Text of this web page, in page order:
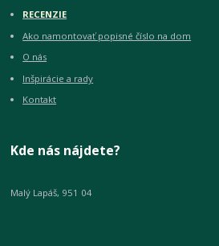
RECENZIE
Ako namontovať popisné číslo na dom
O nás
Inšpirácie a rady
Kontakt
Kde nás nájdete?
Malý Lapáš, 951 04